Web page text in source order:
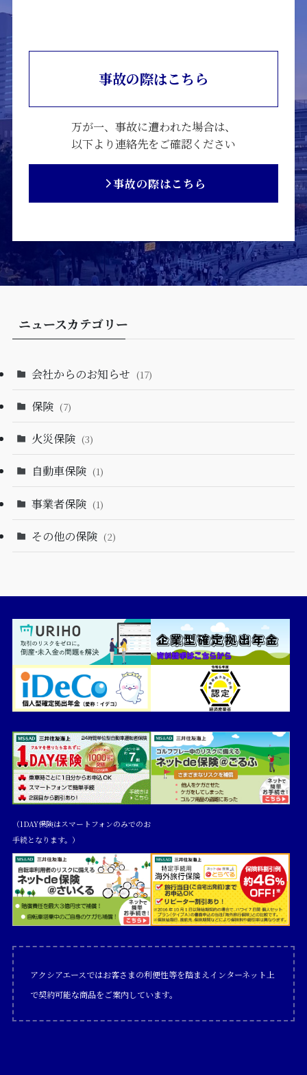
事故の際はこちら
万が一、事故に遭われた場合は、
以下より連絡先をご確認ください
事故の際はこちら
ニュースカテゴリー
会社からのお知らせ (17)
保険 (7)
火災保険 (3)
自動車保険 (1)
事業者保険 (1)
その他の保険 (2)
（1DAY保険はスマートフォンのみでのお
手続となります。）
アクシアエースではお客さまの利便性等を踏まえインターネット上
で契約可能な商品をご案内しています。